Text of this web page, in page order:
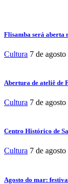
Flisamba será aberta
Cultura 7 de
Abertura de ateliê de
Cultura 7 de
Centro Histórico de
Cultura 7 de
Agosto do mar: